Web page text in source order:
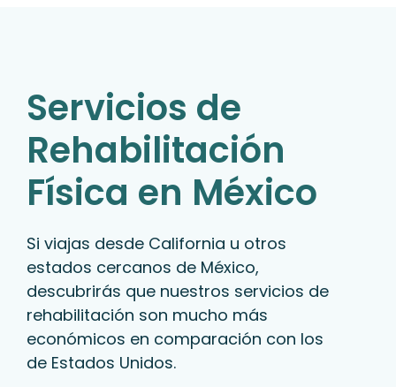
Servicios de
Rehabilitación
Física en México
Si viajas desde California u otros
estados cercanos de México,
descubrirás que nuestros servicios de
rehabilitación son mucho más
económicos en comparación con los
de Estados Unidos.